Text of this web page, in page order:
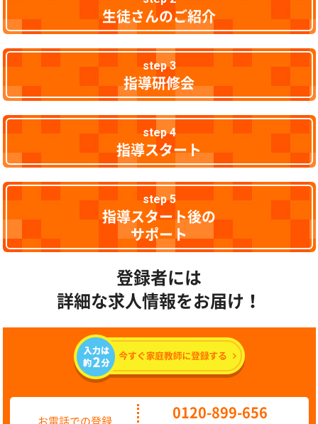
生徒さんのご紹介
step 3
指導研修会
step 4
指導スタート
step 5
指導スタート後の
サポート
登録者には
詳細な求人情報をお届け！
お電話での登録
0120-899-656